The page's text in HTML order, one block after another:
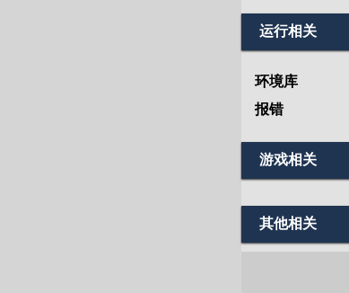
运行相关
环境库
报错
游戏相关
其他相关